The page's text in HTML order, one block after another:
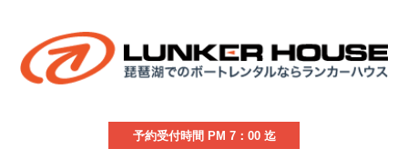
予約受付時間 PM 7：00 迄